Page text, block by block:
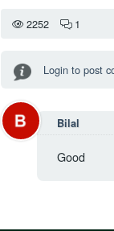
2252 1
Login to post
Bilal
Good